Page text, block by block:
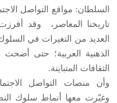
السلطان: مواقع التواصل
تاريخنا المعاصر، وقد
العديد من التغيرات في
الذهنية العربية؛ حتى أضحت
الثقافات المتباينة.
وأن منصات التواصل
وغيّرت معها أنماط سلوك